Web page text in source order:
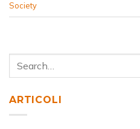
Society
ARTICOLI